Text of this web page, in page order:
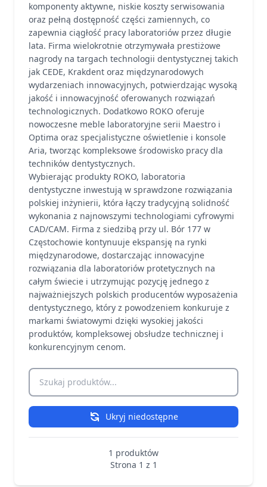
komponenty aktywne, niskie koszty serwisowania
oraz pełną dostępność części zamiennych, co
zapewnia ciągłość pracy laboratoriów przez długie
lata. Firma wielokrotnie otrzymywała prestiżowe
nagrody na targach technologii dentystycznej takich
jak CEDE, Krakdent oraz międzynarodowych
wydarzeniach innowacyjnych, potwierdzając wysoką
jakość i innowacyjność oferowanych rozwiązań
technologicznych. Dodatkowo ROKO oferuje
nowoczesne meble laboratoryjne serii Maestro i
Optima oraz specjalistyczne oświetlenie i konsole
Aria, tworząc kompleksowe środowisko pracy dla
techników dentystycznych.
Wybierając produkty ROKO, laboratoria
dentystyczne inwestują w sprawdzone rozwiązania
polskiej inżynierii, która łączy tradycyjną solidność
wykonania z najnowszymi technologiami cyfrowymi
CAD/CAM. Firma z siedzibą przy ul. Bór 177 w
Częstochowie kontynuuje ekspansję na rynki
międzynarodowe, dostarczając innowacyjne
rozwiązania dla laboratoriów protetycznych na
całym świecie i utrzymując pozycję jednego z
najważniejszych polskich producentów wyposażenia
dentystycznego, który z powodzeniem konkuruje z
markami światowymi dzięki wysokiej jakości
produktów, kompleksowej obsłudze technicznej i
konkurencyjnym cenom.
Szukaj produktów
Ukryj niedostępne
1 produktów
Strona 1 z 1